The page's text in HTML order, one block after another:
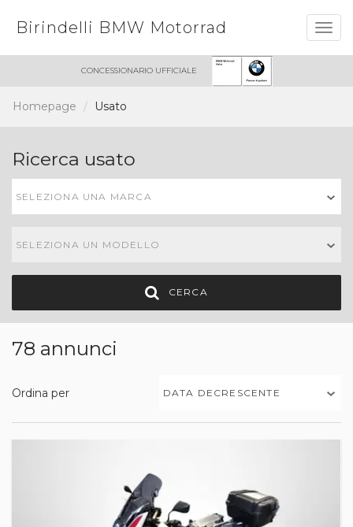
Birindelli BMW Motorrad
CONCESSIONARIO UFFICIALE
Homepage Usato
Ricerca usato
SELEZIONA UNA MARCA
SELEZIONA UN MODELLO
CERCA
78 annunci
Ordina per DATA DECRESCENTE